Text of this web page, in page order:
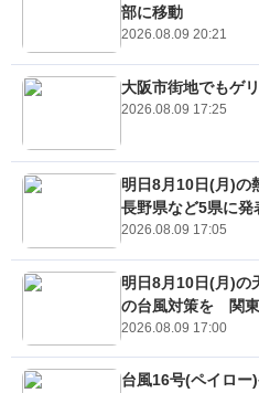
部に移動
2026.08.09 20:21
大阪市街地でもゲ
2026.08.09 17:25
明日8月10日(月)
長野県など5県に発
2026.08.09 17:05
明日8月10日(月)
の台風対策を 関
2026.08.09 17:00
台風16号(ペイロ